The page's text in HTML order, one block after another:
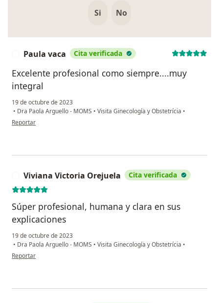
Si No
Paula vaca Cita verificada
Excelente profesional como siempre....muy
integral
19 de octubre de 2023
• Dra Paola Arguello - MOMS • Visita Ginecología y Obstetrícia •
en opinión del usuario Paula vaca
Reportar
Viviana Victoria Orejuela Cita verificada
Súper profesional, humana y clara en sus
explicaciones
19 de octubre de 2023
• Dra Paola Arguello - MOMS • Visita Ginecología y Obstetrícia •
en opinión del usuario Viviana Victoria Orejuela
Reportar